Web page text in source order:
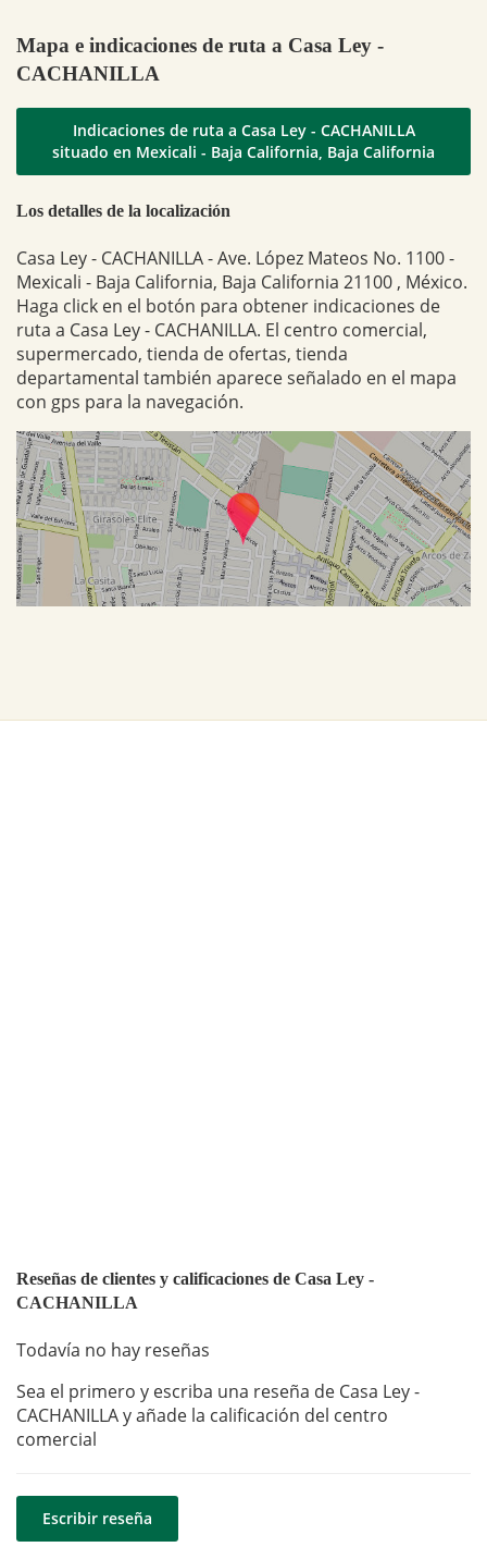
Mapa e indicaciones de ruta a Casa Ley -
CACHANILLA
Indicaciones de ruta a Casa Ley - CACHANILLA
situado en Mexicali - Baja California, Baja California
Los detalles de la localización
Casa Ley - CACHANILLA - Ave. López Mateos No. 1100 -
Mexicali - Baja California, Baja California 21100 , México.
Haga click en el botón para obtener indicaciones de
ruta a Casa Ley - CACHANILLA. El centro comercial,
supermercado, tienda de ofertas, tienda
departamental también aparece señalado en el mapa
con gps para la navegación.
Reseñas de clientes y calificaciones de Casa Ley -
CACHANILLA
Todavía no hay reseñas
Sea el primero y escriba una reseña de Casa Ley -
CACHANILLA y añade la calificación del centro
comercial
Escribir reseña